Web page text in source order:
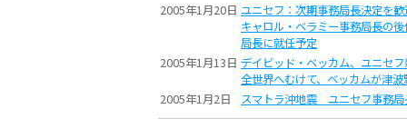
2005年1月20日 ユニセフ：次期事務局長決定を歓
キャロル・ベラミー事務局長の
局長に就任予定
2005年1月13日 デイビッド・ベッカム、ユニセ
全世界へむけて、ベッカムが津
2005年1月2日
スマトラ沖地震 ユニセフ事務